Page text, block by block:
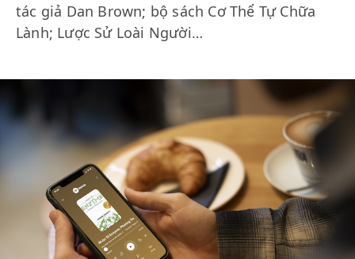
tác giả Dan Brown; bộ sách Cơ Thể Tự Chữa
Lành; Lược Sử Loài Người…